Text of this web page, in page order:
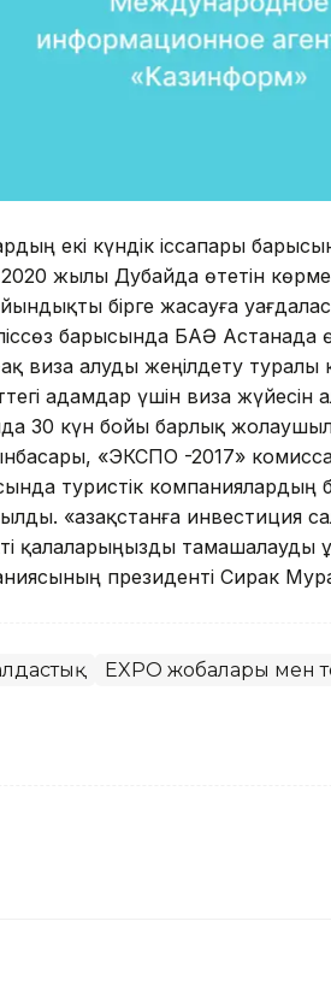
екі күндік іссапары
жылы Дубайда өтетін
бірге жасауға
барысында БАӘ Астанада
алуды жеңілдету туралы
адамдар үшін виза жүйесін
30 күн бойы барлық
«ЭКСПО -2017»
туристік компаниялардың
«Қазақстанға инвестиция
қалаларыңызды
президенті Сирак
EXPO жобалары мен